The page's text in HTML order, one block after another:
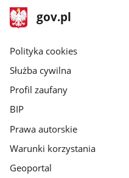
stopka
gov.pl
Strona
gov.pl
gov.pl
Polityka cookies
Służba cywilna
Profil zaufany
BIP
Prawa autorskie
Warunki korzystania
Geoportal